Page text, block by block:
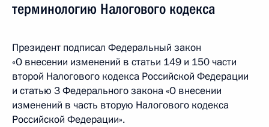
терминологию Налогового кодекса
Президент подписал Федеральный закон
«О внесении изменений в статьи 149 и 150 части
второй Налогового кодекса Российской Федерации
и статью 3 Федерального закона «О внесении
изменений в часть вторую Налогового кодекса
Российской Федерации».